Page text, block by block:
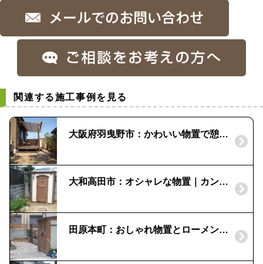
関連する施工事例を見る
大阪府羽曳野市：かわいい物置で憩いの庭｜カンナキュート
大和高田市：オシャレな物置｜カンナキュート「ディーズガーデン」
田原本町：おしゃれ物置とローメンテナンスの庭｜「ディーズガーデン」カンナ